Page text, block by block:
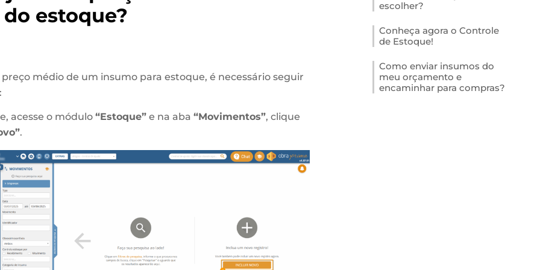
estoque?
médio de um insumo para estoque, é necessário seguir
acesse o módulo “Estoque”e na aba “Movimentos”, clique
.
escolher?
Conheça agora o Controle
de Estoque!
Como enviar insumos do
meu orçamento e
encaminhar para compras?